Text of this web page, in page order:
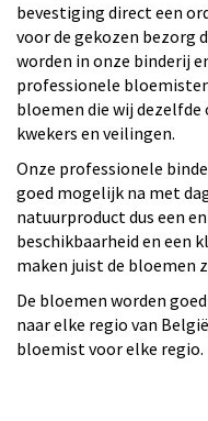
bevestiging direct een
voor de gekozen bezorg
worden in onze binderij
professionele
bloemen die wij
kwekers en veilingen.
Onze professionele
goed mogelijk na met
natuurproduct dus een
beschikbaarheid en een
maken juist de bloemen
De bloemen worden
naar elke regio van
bloemist voor elke regio.